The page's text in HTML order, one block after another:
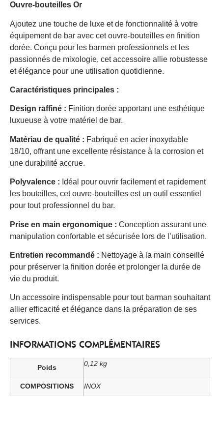
Ouvre-bouteilles Or
Ajoutez une touche de luxe et de fonctionnalité à votre
équipement de bar avec cet ouvre-bouteilles en finition
dorée. Conçu pour les barmen professionnels et les
passionnés de mixologie, cet accessoire allie robustesse
et élégance pour une utilisation quotidienne.
Caractéristiques principales :
Design raffiné : Finition dorée apportant une esthétique
luxueuse à votre matériel de bar.​
Matériau de qualité : Fabriqué en acier inoxydable
18/10, offrant une excellente résistance à la corrosion et
une durabilité accrue.​
Polyvalence : Idéal pour ouvrir facilement et rapidement
les bouteilles, cet ouvre-bouteilles est un outil essentiel
pour tout professionnel du bar.​
Prise en main ergonomique : Conception assurant une
manipulation confortable et sécurisée lors de l’utilisation.​
Entretien recommandé : Nettoyage à la main conseillé
pour préserver la finition dorée et prolonger la durée de
vie du produit.​
Un accessoire indispensable pour tout barman souhaitant
allier efficacité et élégance dans la préparation de ses
services.
INFORMATIONS COMPLÉMENTAIRES
Poids 0,12 kg
COMPOSITIONS INOX